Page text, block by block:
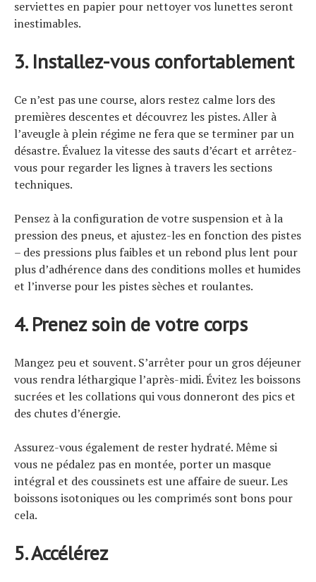
serviettes en papier pour nettoyer vos lunettes seront
inestimables.
3. Installez-vous confortablement
Ce n’est pas une course, alors restez calme lors des
premières descentes et découvrez les pistes. Aller à
l’aveugle à plein régime ne fera que se terminer par un
désastre. Évaluez la vitesse des sauts d’écart et arrêtez-
vous pour regarder les lignes à travers les sections
techniques.
Pensez à la configuration de votre suspension et à la
pression des pneus, et ajustez-les en fonction des pistes
– des pressions plus faibles et un rebond plus lent pour
plus d’adhérence dans des conditions molles et humides
et l’inverse pour les pistes sèches et roulantes.
4. Prenez soin de votre corps
Mangez peu et souvent. S’arrêter pour un gros déjeuner
vous rendra léthargique l’après-midi. Évitez les boissons
sucrées et les collations qui vous donneront des pics et
des chutes d’énergie.
Assurez-vous également de rester hydraté. Même si
vous ne pédalez pas en montée, porter un masque
intégral et des coussinets est une affaire de sueur. Les
boissons isotoniques ou les comprimés sont bons pour
cela.
5. Accélérez